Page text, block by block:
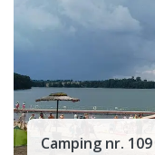
Camping nr. 109